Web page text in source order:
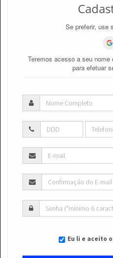
Se preferir, use
Teremos acesso a seu nome
para efetuar
Eu li e aceito